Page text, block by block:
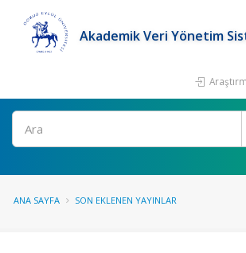
Akademik Veri Yönetim
Ara
ANA SAYFA SON EKLENEN YAYINLAR